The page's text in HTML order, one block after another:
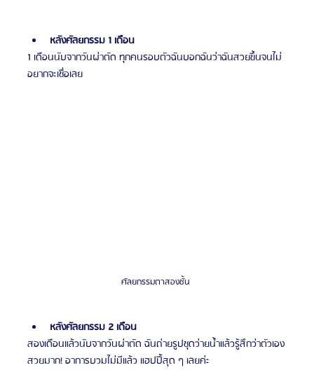
หลังศัลยกรรม 1 เดือน
1 เดือนนับจากวันผ่าตัด ทุกคนรอบตัวฉันบอกฉันว่าฉันสวยขึ้นจนไม่
อยากจะเชื่อเลย
ศัลยกรรมตาสองชั้น
หลังศัลยกรรม 2 เดือน
สองเดือนแล้วนับจากวันผ่าตัด ฉันถ่ายรูปชุดว่ายน้ำแล้วรู้สึกว่าตัวเอง
สวยมาก! อาการบวมไม่มีแล้ว แฮปปี้สุด ๆ เลยค่ะ